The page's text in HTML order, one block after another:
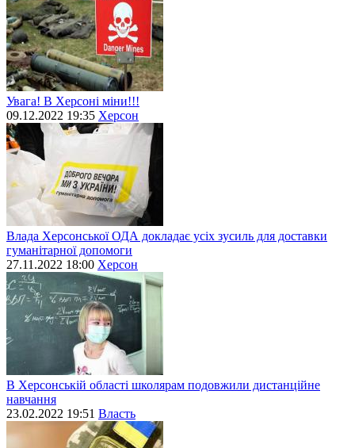
Увага! В Херсоні міни!!!
09.12.2022 19:35 Херсон
Влада Херсонської ОДА докладає усіх зусиль для доставки
гуманітарної допомоги
27.11.2022 18:00 Херсон
В Херсонській області школярам подовжили дистанційне
навчання
23.02.2022 19:51 Власть